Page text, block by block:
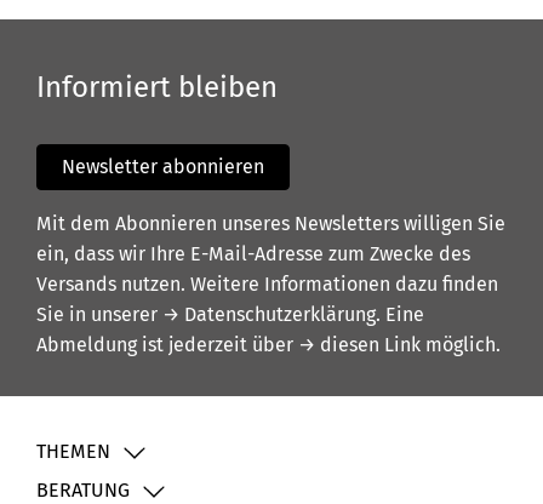
Informiert bleiben
Newsletter abonnieren
Mit dem Abonnieren unseres Newsletters willigen Sie
ein, dass wir Ihre E-Mail-Adresse zum Zwecke des
Versands nutzen. Weitere Informationen dazu finden
Sie in unserer → Datenschutzerklärung. Eine
Abmeldung ist jederzeit über → diesen Link möglich.
THEMEN
BERATUNG